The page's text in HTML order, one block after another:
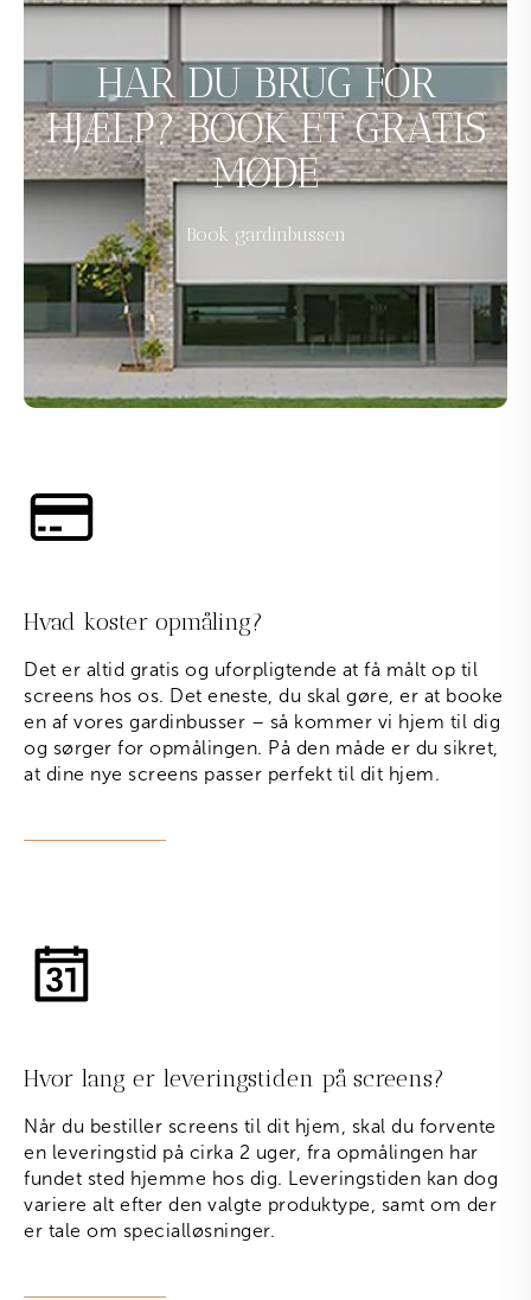
HAR DU BRUG FOR
HJÆLP? BOOK ET GRATIS
MØDE
Book gardinbussen
Hvad koster opmåling?
Det er altid gratis og uforpligtende at få målt op til
screens hos os. Det eneste, du skal gøre, er at booke
en af vores gardinbusser – så kommer vi hjem til dig
og sørger for opmålingen. På den måde er du sikret,
at dine nye screens passer perfekt til dit hjem.
Hvor lang er leveringstiden på screens?
Når du bestiller screens til dit hjem, skal du forvente
en leveringstid på cirka 2 uger, fra opmålingen har
fundet sted hjemme hos dig. Leveringstiden kan dog
variere alt efter den valgte produktype, samt om der
er tale om specialløsninger.